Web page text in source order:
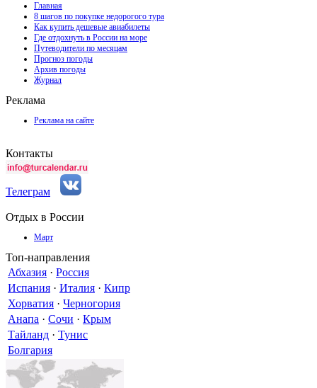
Главная
8 шагов по покупке недорогого тура
Как купить дешевые авиабилеты
Где отдохнуть в России на море
Путеводители по месяцам
Прогноз погоды
Архив погоды
Журнал
Реклама
Реклама на сайте
Контакты
Телеграм
Отдых в России
Март
Топ-направления
Абхазия · Россия
Испания · Италия · Кипр
Хорватия · Черногория
Анапа · Сочи · Крым
Тайланд · Тунис
Болгария